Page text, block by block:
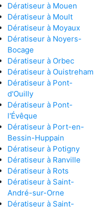
Dératiseur à Mouen
Dératiseur à Moult
Dératiseur à Moyaux
Dératiseur à Noyers-
Bocage
Dératiseur à Orbec
Dératiseur à Ouistreham
Dératiseur à Pont-
d'Ouilly
Dératiseur à Pont-
l'Évêque
Dératiseur à Port-en-
Bessin-Huppain
Dératiseur à Potigny
Dératiseur à Ranville
Dératiseur à Rots
Dératiseur à Saint-
André-sur-Orne
Dératiseur à Saint-